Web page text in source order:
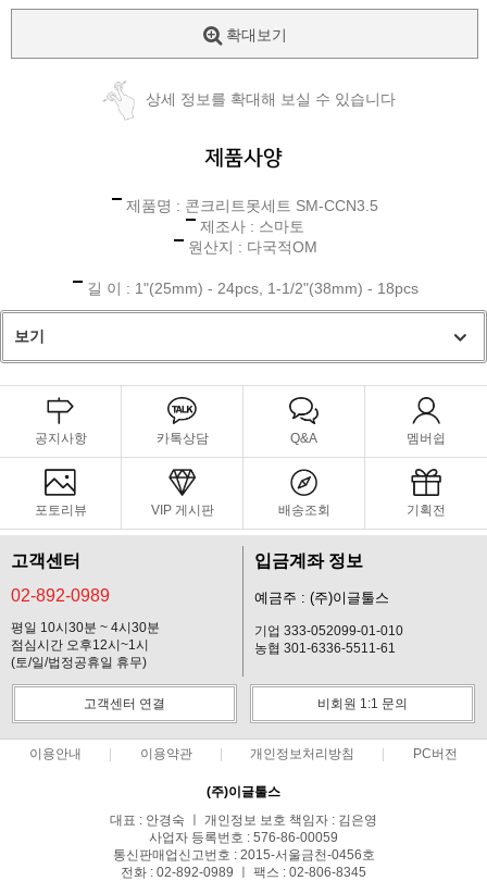
확대보기
상세 정보를 확대해 보실 수 있습니다
제품명 : 콘크리트못세트 SM-CCN3.5
제조사 : 스마토
원산지 : 다국적OM
길 이 : 1"(25mm) - 24pcs, 1-1/2"(38mm) - 18pcs
보기
공지사항 카톡상담 Q&A 멤버쉽
포토리뷰 VIP 게시판 배송조회 기획전
고객센터
02-892-0989
평일 10시30분 ~ 4시30분
점심시간 오후12시~1시
(토/일/법정공휴일 휴무)
입금계좌 정보
예금주 : (주)이글툴스
기업 333-052099-01-010
농협 301-6336-5511-61
고객센터 연결 비회원 1:1 문의
이용안내 이용약관 개인정보처리방침 PC버전
(주)이글툴스
대표 : 안경숙 ㅣ 개인정보 보호 책임자 : 김은영
사업자 등록번호 : 576-86-00059
통신판매업신고번호 : 2015-서울금천-0456호
전화 : 02-892-0989 ㅣ 팩스 : 02-806-8345